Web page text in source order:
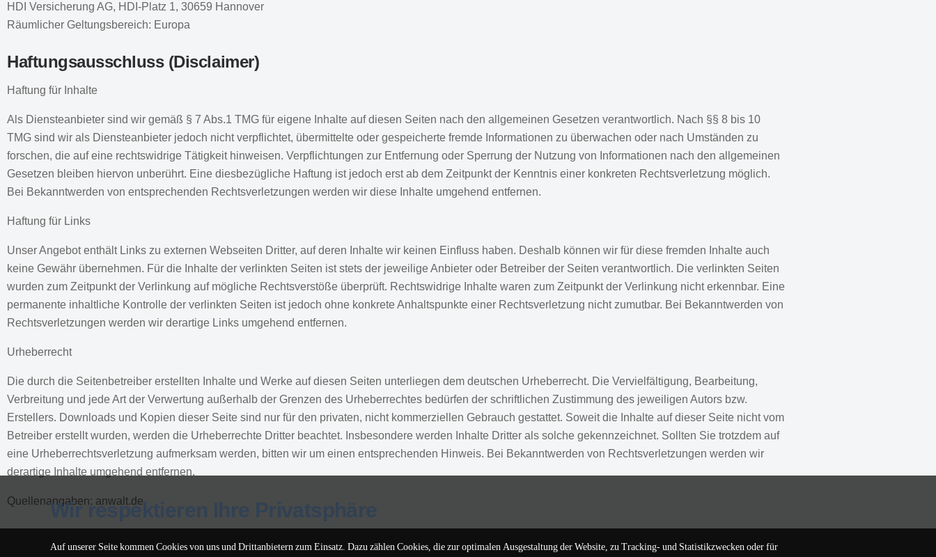
HDI Versicherung AG, HDI-Platz 1, 30659 Hannover
Räumlicher Geltungsbereich: Europa
Haftungsausschluss (Disclaimer)
Haftung für Inhalte
Als Diensteanbieter sind wir gemäß § 7 Abs.1 TMG für eigene Inhalte auf diesen Seiten nach den allgemeinen Gesetzen verantwortlich. Nach §§ 8 bis 10
TMG sind wir als Diensteanbieter jedoch nicht verpflichtet, übermittelte oder gespeicherte fremde Informationen zu überwachen oder nach Umständen zu
forschen, die auf eine rechtswidrige Tätigkeit hinweisen. Verpflichtungen zur Entfernung oder Sperrung der Nutzung von Informationen nach den allgemeinen
Gesetzen bleiben hiervon unberührt. Eine diesbezügliche Haftung ist jedoch erst ab dem Zeitpunkt der Kenntnis einer konkreten Rechtsverletzung möglich.
Bei Bekanntwerden von entsprechenden Rechtsverletzungen werden wir diese Inhalte umgehend entfernen.
Haftung für Links
Unser Angebot enthält Links zu externen Webseiten Dritter, auf deren Inhalte wir keinen Einfluss haben. Deshalb können wir für diese fremden Inhalte auch
keine Gewähr übernehmen. Für die Inhalte der verlinkten Seiten ist stets der jeweilige Anbieter oder Betreiber der Seiten verantwortlich. Die verlinkten Seiten
wurden zum Zeitpunkt der Verlinkung auf mögliche Rechtsverstöße überprüft. Rechtswidrige Inhalte waren zum Zeitpunkt der Verlinkung nicht erkennbar. Eine
permanente inhaltliche Kontrolle der verlinkten Seiten ist jedoch ohne konkrete Anhaltspunkte einer Rechtsverletzung nicht zumutbar. Bei Bekanntwerden von
Rechtsverletzungen werden wir derartige Links umgehend entfernen.
Urheberrecht
Die durch die Seitenbetreiber erstellten Inhalte und Werke auf diesen Seiten unterliegen dem deutschen Urheberrecht. Die Vervielfältigung, Bearbeitung,
Verbreitung und jede Art der Verwertung außerhalb der Grenzen des Urheberrechtes bedürfen der schriftlichen Zustimmung des jeweiligen Autors bzw.
Erstellers. Downloads und Kopien dieser Seite sind nur für den privaten, nicht kommerziellen Gebrauch gestattet. Soweit die Inhalte auf dieser Seite nicht vom
Betreiber erstellt wurden, werden die Urheberrechte Dritter beachtet. Insbesondere werden Inhalte Dritter als solche gekennzeichnet. Sollten Sie trotzdem auf
eine Urheberrechtsverletzung aufmerksam werden, bitten wir um einen entsprechenden Hinweis. Bei Bekanntwerden von Rechtsverletzungen werden wir
derartige Inhalte umgehend entfernen.
Quellenangaben: anwalt.de
Wir respektieren Ihre Privatsphäre
Auf unserer Seite kommen Cookies von uns und Drittanbietern zum Einsatz. Dazu zählen Cookies, die zur optimalen Ausgestaltung der Website, zu Tracking- und Statistikzwecken oder für